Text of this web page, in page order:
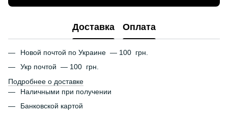
Доставка Оплата
Новой почтой по Украине — 100 грн.
Укр почтой — 100 грн.
Подробнее о доставке
Наличными при получении
Банковской картой